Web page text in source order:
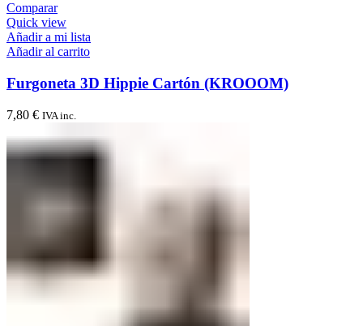
Comparar
Quick view
Añadir a mi lista
Añadir al carrito
Furgoneta 3D Hippie Cartón (KROOOM)
7,80 € IVA inc.